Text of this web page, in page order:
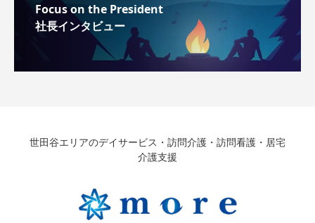
Focus on the President
社長インタビュー
世田谷エリアのデイサービス・訪問介護・訪問看護・居宅
介護支援